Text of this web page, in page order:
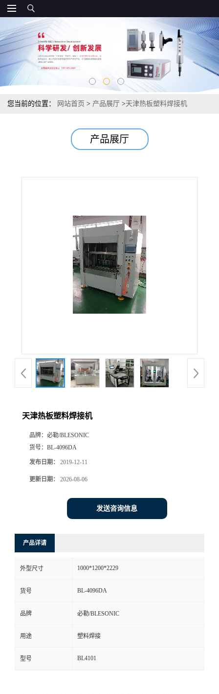
您当前的位置： 网站首页 > 产品展厅 >天津热板塑料焊接机
产品展厅
天津热板塑料焊接机
品牌： 必勒/BLESONIC
货号： BL-4096DA
发布日期： 2019-12-11
更新日期： 2026-08-06
发送咨询信息
产品详请
外型尺寸 1000*1200*2229
货号 BL-4096DA
品牌 必勒/BLESONIC
用途 塑料焊接
型号 BL4101